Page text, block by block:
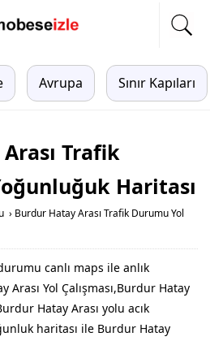
Avrupa Sınır Kapıları
Trafik
Haritası
› Burdur Hatay Arası Trafik Durumu Yol
canlı maps ile anlık
Yol Çalışması,Burdur Hatay
Hatay Arası yolu acık
haritası ile Burdur Hatay